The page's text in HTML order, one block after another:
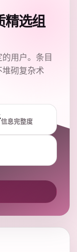
选组
用户。条目
砌复杂术
信息完整度